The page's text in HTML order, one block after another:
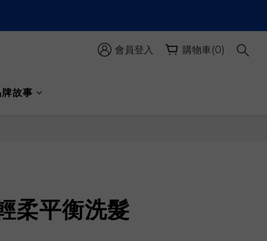
會員登入 購物車(0)
故事
柔平衡洗髮